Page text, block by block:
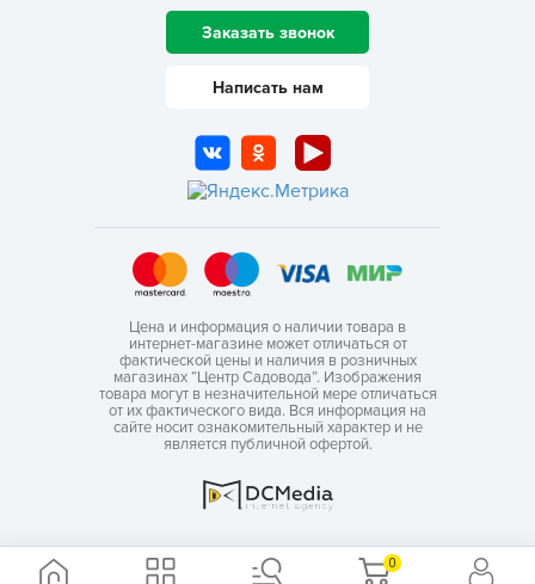
0
Заказать звонок
Написать нам
Цена и информация о наличии товара в
интернет-магазине может отличаться от
фактической цены и наличия в розничных
магазинах “Центр Садовода”. Изображения
товара могут в незначительной мере отличаться
от их фактического вида. Вся информация на
сайте носит ознакомительный характер и не
является публичной офертой.